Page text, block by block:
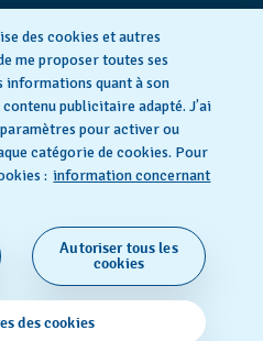
confidentialité
les cookies
des cookies et autres
me proposer toutes ses
quant à son
publicitaire adapté. J’ai
pour activer ou
catégorie de cookies. Pour
: information concernant
des cookies
Autoriser tous les
cookies